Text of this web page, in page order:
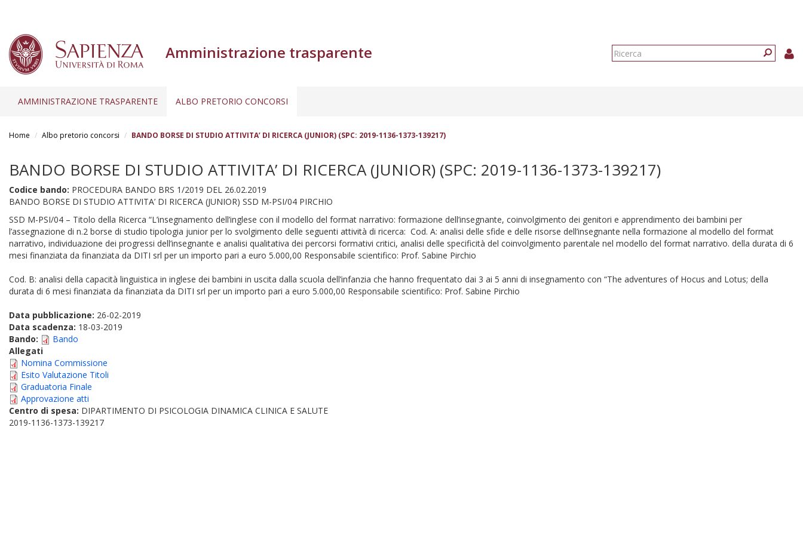
Amministrazione trasparente
Form
AMMINISTRAZIONE TRASPARENTE ALBO PRETORIO CONCORSI
Home Albo pretorio concorsi BANDO BORSE DI STUDIO ATTIVITA’ DI RICERCA (JUNIOR) (SPC: 2019-1136-1373-139217)
BANDO BORSE DI STUDIO ATTIVITA’ DI RICERCA (JUNIOR) (SPC: 2019-1136-1373-139217)
Codice bando: PROCEDURA BANDO BRS 1/2019 DEL 26.02.2019
BANDO BORSE DI STUDIO ATTIVITA’ DI RICERCA (JUNIOR) SSD M-PSI/04 PIRCHIO
SSD M-PSI/04 – Titolo della Ricerca “L’insegnamento dell’inglese con il modello del format narrativo: formazione dell’insegnante, coinvolgimento dei genitori e apprendimento dei bambini per
l’assegnazione di n.2 borse di studio tipologia junior per lo svolgimento delle seguenti attività di ricerca: Cod. A: analisi delle sfide e delle risorse dell’insegnante nella formazione al modello del format
narrativo, individuazione dei progressi dell’insegnante e analisi qualitativa dei percorsi formativi critici, analisi delle specificità del coinvolgimento parentale nel modello del format narrativo. della durata di 6
mesi finanziata da finanziata da DITI srl per un importo pari a euro 5.000,00 Responsabile scientifico: Prof. Sabine Pirchio
Cod. B: analisi della capacità linguistica in inglese dei bambini in uscita dalla scuola dell’infanzia che hanno frequentato dai 3 ai 5 anni di insegnamento con “The adventures of Hocus and Lotus; della
durata di 6 mesi finanziata da finanziata da DITI srl per un importo pari a euro 5.000,00 Responsabile scientifico: Prof. Sabine Pirchio
Data pubblicazione: 26-02-2019
Data scadenza: 18-03-2019
Bando:
Bando
Allegati
Nomina Commissione
Esito Valutazione Titoli
Graduatoria Finale
Approvazione atti
Centro di spesa: DIPARTIMENTO DI PSICOLOGIA DINAMICA CLINICA E SALUTE
2019-1136-1373-139217